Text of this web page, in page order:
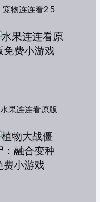
宠物连连看2 5
水果连连看原版